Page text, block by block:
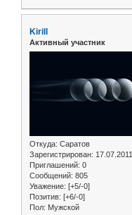
Kirill
Активный участник
Откуда: Саратов
Зарегистрирован: 17.07.2011
Приглашений: 0
Сообщений: 805
Уважение: [+5/-0]
Позитив: [+6/-0]
Пол: Мужской